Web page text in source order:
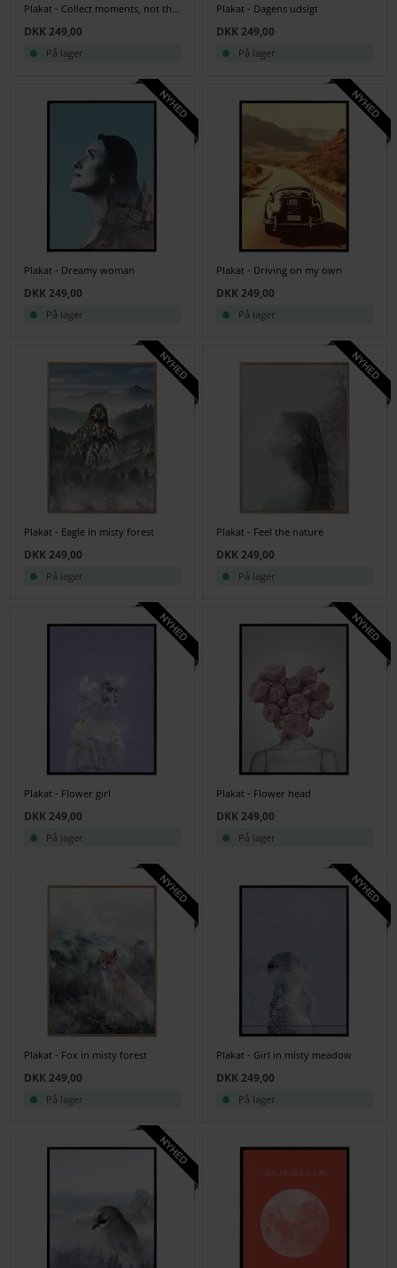
DKK 249,00
På lager
Plakat - Dagens udsigt
DKK 249,00
På lager
Plakat - Dreamy woman
DKK 249,00
På lager
Plakat - Driving on my own
DKK 249,00
På lager
Plakat - Eagle in misty forest
DKK 249,00
På lager
Plakat - Feel the nature
DKK 249,00
På lager
Plakat - Flower girl
DKK 249,00
På lager
Plakat - Flower head
DKK 249,00
På lager
Plakat - Fox in misty forest
DKK 249,00
På lager
Plakat - Girl in misty meadow
DKK 249,00
På lager